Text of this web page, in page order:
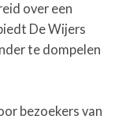
over een
De Wijers
te dompelen
bezoekers van